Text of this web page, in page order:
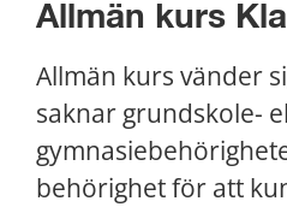
Allmän kurs
Allmän kurs vänder
saknar grundskole-
behörighet för att